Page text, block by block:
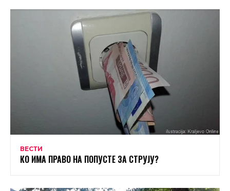
ВЕСТИ
КО ИМА ПРАВО НА ПОПУСТЕ ЗА СТРУЈУ?